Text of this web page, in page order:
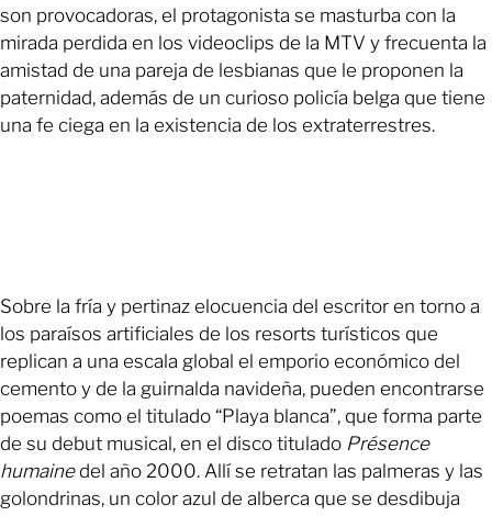
son provocadoras, el protagonista se masturba con la
mirada perdida en los videoclips de la MTV y frecuenta la
amistad de una pareja de lesbianas que le proponen la
paternidad, además de un curioso policía belga que tiene
una fe ciega en la existencia de los extraterrestres.
Sobre la fría y pertinaz elocuencia del escritor en torno a
los paraísos artificiales de los resorts turísticos que
replican a una escala global el emporio económico del
cemento y de la guirnalda navideña, pueden encontrarse
poemas como el titulado “Playa blanca”, que forma parte
de su debut musical, en el disco titulado Présence
humainedel año 2000. Allí se retratan las palmeras y las
golondrinas, un color azul de alberca que se desdibuja